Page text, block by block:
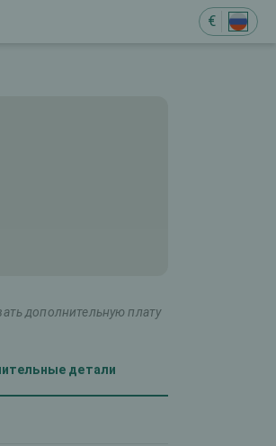
€
дополнительную плату
детали